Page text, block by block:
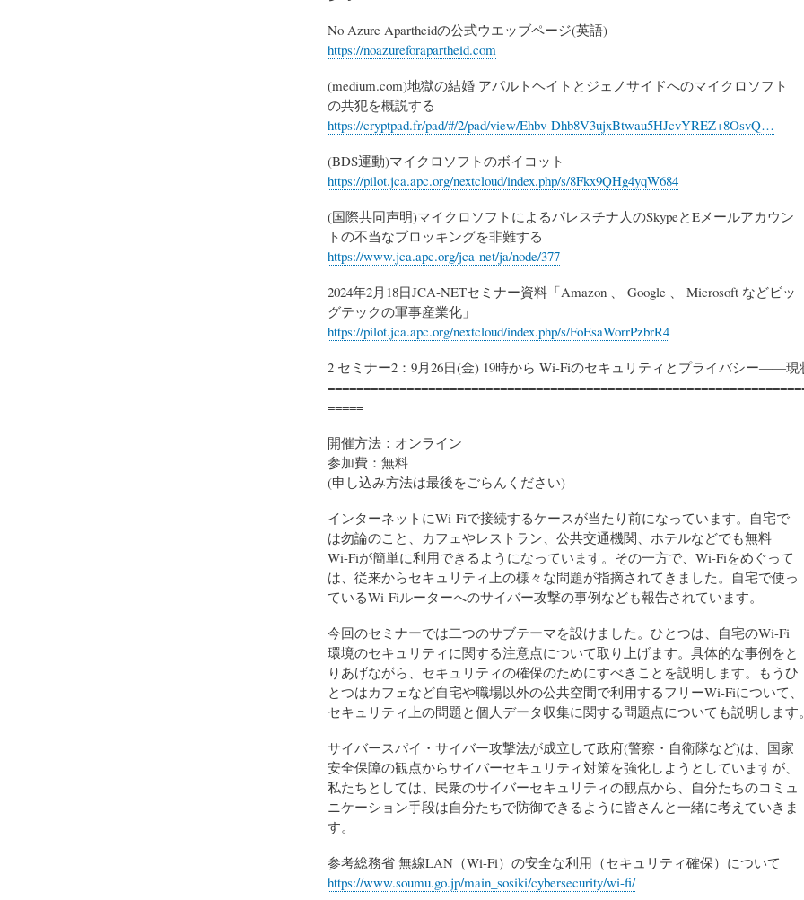
No Azure Apartheidの公式ウエッブページ(英語)
https://noazureforapartheid.com
(medium.com)地獄の結婚 アパルトヘイトとジェノサイドへのマイクロソフト
の共犯を概説する
https://cryptpad.fr/pad/#/2/pad/view/Ehbv-Dhb8V3ujxBtwau5HJcvYREZ+8OsvQ…
(BDS運動)マイクロソフトのボイコット
https://pilot.jca.apc.org/nextcloud/index.php/s/8Fkx9QHg4yqW684
(国際共同声明)マイクロソフトによるパレスチナ人のSkypeとEメールアカウン
トの不当なブロッキングを非難する
https://www.jca.apc.org/jca-net/ja/node/377
2024年2月18日JCA-NETセミナー資料「Amazon 、 Google 、 Microsoft などビッ
グテックの軍事産業化」
https://pilot.jca.apc.org/nextcloud/index.php/s/FoEsaWorrPzbrR4
2 セミナー2：9月26日(金) 19時から Wi-Fiのセキュリティとプライバシー――現
=====
開催方法：オンライン
参加費：無料
(申し込み方法は最後をごらんください)
インターネットにWi-Fiで接続するケースが当たり前になっています。自宅で
は勿論のこと、カフェやレストラン、公共交通機関、ホテルなどでも無料
Wi-Fiが簡単に利用できるようになっています。その一方で、Wi-Fiをめぐって
は、従来からセキュリティ上の様々な問題が指摘されてきました。自宅で使っ
ているWi-Fiルーターへのサイバー攻撃の事例なども報告されています。
今回のセミナーでは二つのサブテーマを設けました。ひとつは、自宅のWi-Fi
環境のセキュリティに関する注意点について取り上げます。具体的な事例をと
りあげながら、セキュリティの確保のためにすべきことを説明します。もうひ
とつはカフェなど自宅や職場以外の公共空間で利用するフリーWi-Fiについて、
セキュリティ上の問題と個人データ収集に関する問題点についても説明します
サイバースパイ・サイバー攻撃法が成立して政府(警察・自衛隊など)は、国家
安全保障の観点からサイバーセキュリティ対策を強化しようとしていますが、
私たちとしては、民衆のサイバーセキュリティの観点から、自分たちのコミュ
ニケーション手段は自分たちで防御できるように皆さんと一緒に考えていきま
す。
参考総務省 無線LAN（Wi-Fi）の安全な利用（セキュリティ確保）について
https://www.soumu.go.jp/main_sosiki/cybersecurity/wi-fi/